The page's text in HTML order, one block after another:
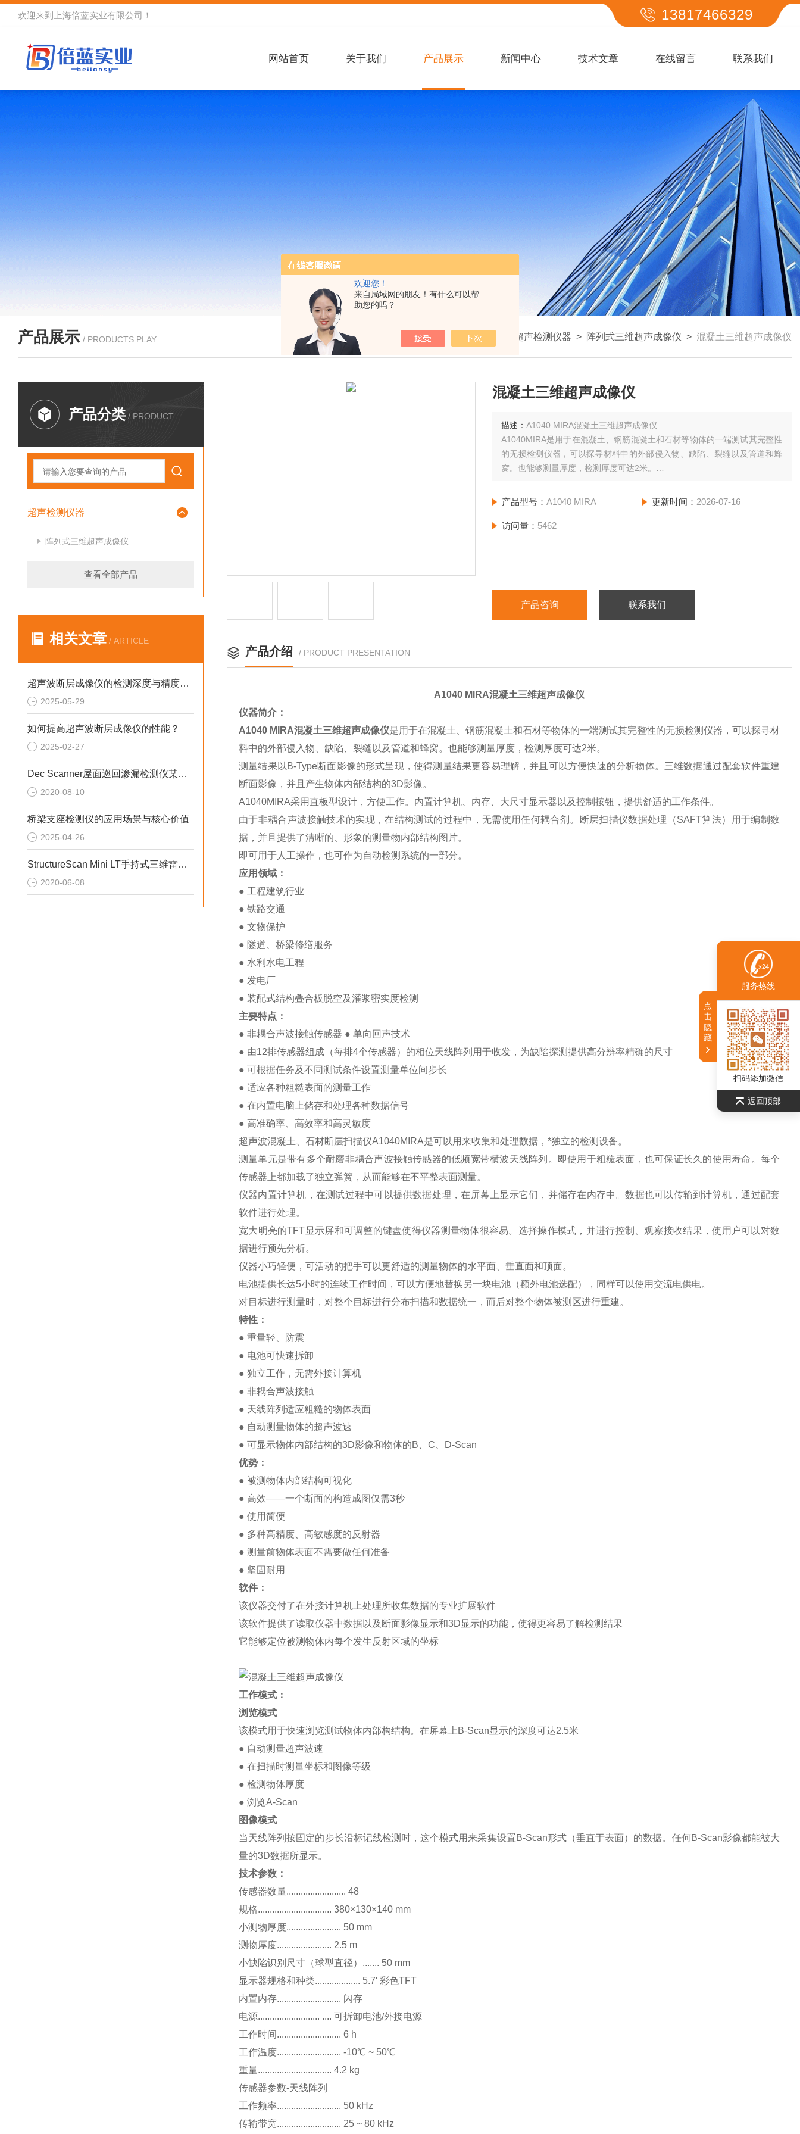
欢迎您！
来自局域网的朋友！有什么可以帮
助您的吗？
欢迎来到 上海倍蓝实业有限公司 ！ 13817466329
网站首页 关于我们 产品展示 新闻中心 技术文章 在线留言 联系我们
产品展示 / PRODUCTS PLAY 我的位置：首页 产品展示 超声检测仪器 > 阵列式三维超声成像仪 > 混凝土三维超声成像仪
产品分类 / PRODUCT
超声检测仪器
阵列式三维超声成像仪
查看全部产品
相关文章 / ARTICLE
超声波断层成像仪的检测深度与精度如何平衡？
2025-05-29
如何提高超声波断层成像仪的性能？
2025-02-27
Dec Scanner屋面巡回渗漏检测仪某加固公司仪器交货培训工作
2020-08-10
桥梁支座检测仪的应用场景与核心价值
2025-04-26
StructureScan Mini LT手持式三维雷达检测仪
2020-06-08
混凝土三维超声成像仪
描述：A1040 MIRA混凝土三维超声成像仪
A1040MIRA是用于在混凝土、钢筋混凝土和石材等物体的一端测试其完整性
的无损检测仪器，可以探寻材料中的外部侵入物、缺陷、裂缝以及管道和蜂
窝。也能够测量厚度，检测厚度可达2米。
以方便快速的分析物体。三维数据通过配套软件重建断面影像，并且产生物
产品型号：A1040 MIRA 更新时间： 2026-07-16
访问量： 5462
产品咨询 联系我们
产品介绍 / PRODUCT PRESENTATION
A1040 MIRA混凝土三维超声成像仪
仪器简介：
A1040 MIRA混凝土三维超声成像仪是用于在混凝土、钢筋混凝土和石材等物体的一端测试其完整性的无损检测仪器，可以探寻材
料中的外部侵入物、缺陷、裂缝以及管道和蜂窝。也能够测量厚度，检测厚度可达2米。
测量结果以B-Type断面影像的形式呈现，使得测量结果更容易理解，并且可以方便快速的分析物体。三维数据通过配套软件重建
断面影像，并且产生物体内部结构的3D影像。
A1040MIRA采用直板型设计，方便工作。内置计算机、内存、大尺寸显示器以及控制按钮，提供舒适的工作条件。
由于非耦合声波接触技术的实现，在结构测试的过程中，无需使用任何耦合剂。断层扫描仪数据处理（SAFT算法）用于编制数
据，并且提供了清晰的、形象的测量物内部结构图片。
即可用于人工操作，也可作为自动检测系统的一部分。
应用领域：
● 工程建筑行业
● 铁路交通
● 文物保护
● 隧道、桥梁修缮服务
● 水利水电工程
● 发电厂
● 装配式结构叠合板脱空及灌浆密实度检测
主要特点：
● 非耦合声波接触传感器 ● 单向回声技术
● 由12排传感器组成（每排4个传感器）的相位天线阵列用于收发，为缺陷探测提供高分辨率精确的尺寸
● 可根据任务及不同测试条件设置测量单位间步长
● 适应各种粗糙表面的测量工作
● 在内置电脑上储存和处理各种数据信号
● 高准确率、高效率和高灵敏度
超声波混凝土、石材断层扫描仪A1040MIRA是可以用来收集和处理数据，*独立的检测设备。
测量单元是带有多个耐磨非耦合声波接触传感器的低频宽带横波天线阵列。即使用于粗糙表面，也可保证长久的使用寿命。每个
传感器上都加载了独立弹簧，从而能够在不平整表面测量。
仪器内置计算机，在测试过程中可以提供数据处理，在屏幕上显示它们，并储存在内存中。数据也可以传输到计算机，通过配套
软件进行处理。
宽大明亮的TFT显示屏和可调整的键盘使得仪器测量物体很容易。选择操作模式，并进行控制、观察接收结果，使用户可以对数
据进行预先分析。
仪器小巧轻便，可活动的把手可以更舒适的测量物体的水平面、垂直面和顶面。
电池提供长达5小时的连续工作时间，可以方便地替换另一块电池（额外电池选配），同样可以使用交流电供电。
对目标进行测量时，对整个目标进行分布扫描和数据统一，而后对整个物体被测区进行重建。
特性：
● 重量轻、防震
● 电池可快速拆卸
● 独立工作，无需外接计算机
● 非耦合声波接触
● 天线阵列适应粗糙的物体表面
● 自动测量物体的超声波速
● 可显示物体内部结构的3D影像和物体的B、C、D-Scan
优势：
● 被测物体内部结构可视化
● 高效——一个断面的构造成图仅需3秒
● 使用简便
● 多种高精度、高敏感度的反射器
● 测量前物体表面不需要做任何准备
● 坚固耐用
软件：
该仪器交付了在外接计算机上处理所收集数据的专业扩展软件
该软件提供了读取仪器中数据以及断面影像显示和3D显示的功能，使得更容易了解检测结果
它能够定位被测物体内每个发生反射区域的坐标
工作模式：
浏览模式
该模式用于快速浏览测试物体内部构结构。在屏幕上B-Scan显示的深度可达2.5米
● 自动测量超声波速
● 在扫描时测量坐标和图像等级
● 检测物体厚度
● 浏览A-Scan
图像模式
当天线阵列按固定的步长沿标记线检测时，这个模式用来采集设置B-Scan形式（垂直于表面）的数据。任何B-Scan影像都能被大
量的3D数据所显示。
技术参数：
传感器数量......................... 48
规格............................... 380×130×140 mm
小测物厚度....................... 50 mm
测物厚度....................... 2.5 m
小缺陷识别尺寸（球型直径）....... 50 mm
显示器规格和种类................... 5.7' 彩色TFT
内置内存........................... 闪存
电源.......................... .... 可拆卸电池/外接电源
工作时间........................... 6 h
工作温度........................... -10℃ ~ 50℃
重量............................... 4.2 kg
传感器参数-天线阵列
工作频率........................... 50 kHz
传输带宽........................... 25 ~ 80 kHz
服务热线
扫码添加微信
返回顶部
点
击
隐
藏